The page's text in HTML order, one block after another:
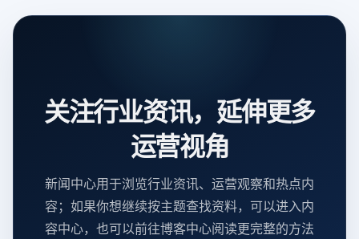
关注行业资讯，延伸更多
运营视角
新闻中心用于浏览行业资讯、运营观察和热点内
容；如果你想继续按主题查找资料，可以进入内
容中心，也可以前往博客中心阅读更完整的方法